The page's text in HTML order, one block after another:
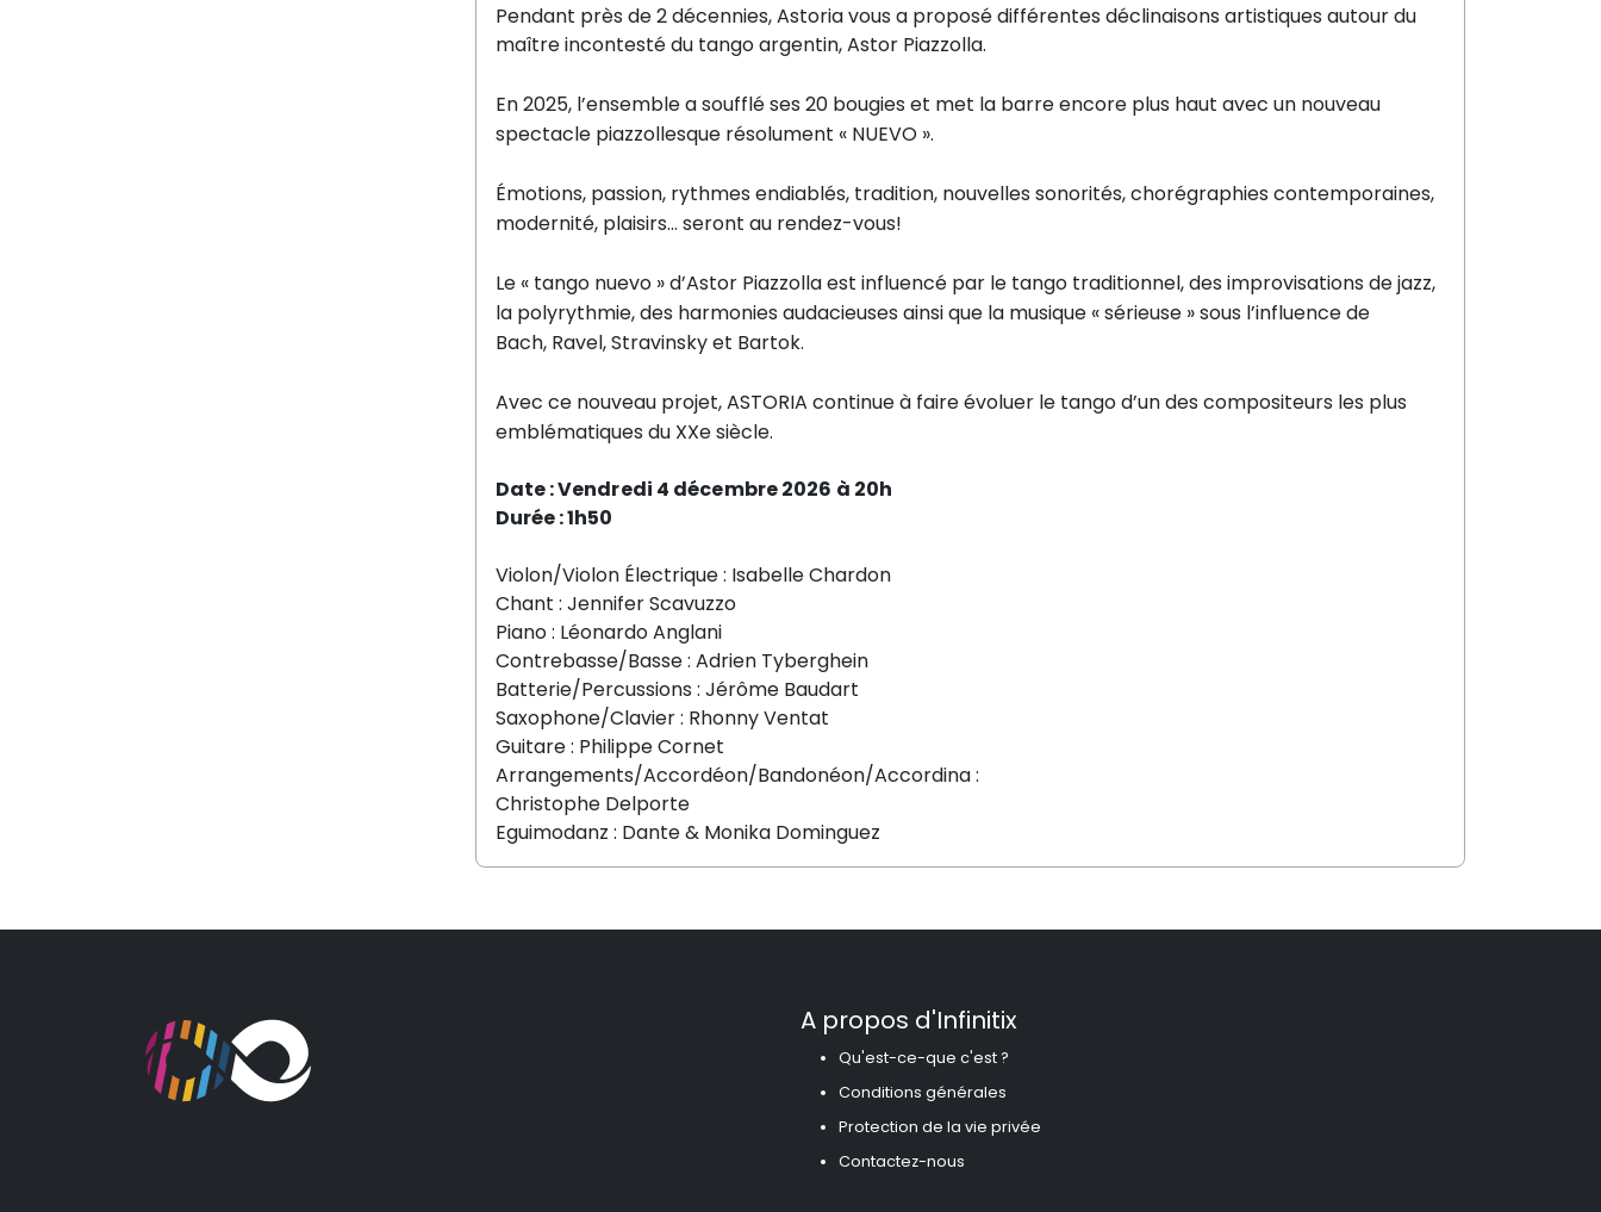
Pendant près de 2 décennies, Astoria vous a proposé différentes déclinaisons artistiques autour du
maître incontesté du tango argentin, Astor Piazzolla.
En 2025, l’ensemble a soufflé ses 20 bougies et met la barre encore plus haut avec un nouveau
spectacle piazzollesque résolument « NUEVO ».
Émotions, passion, rythmes endiablés, tradition, nouvelles sonorités, chorégraphies contemporaines,
modernité, plaisirs... seront au rendez-vous!
Le « tango nuevo » d’Astor Piazzolla est influencé par le tango traditionnel, des improvisations de jazz,
la polyrythmie, des harmonies audacieuses ainsi que la musique « sérieuse » sous l’influence de
Bach, Ravel, Stravinsky et Bartok.
Avec ce nouveau projet, ASTORIA continue à faire évoluer le tango d’un des compositeurs les plus
emblématiques du XXe siècle.
Date :Vendredi 4 décembre 2026 à 20h
Durée : 1h50
Violon/Violon Électrique : Isabelle Chardon
Chant : Jennifer Scavuzzo
Piano : Léonardo Anglani
Contrebasse/Basse : Adrien Tyberghein
Batterie/Percussions : Jérôme Baudart
Saxophone/Clavier : Rhonny Ventat
Guitare : Philippe Cornet
Arrangements/Accordéon/Bandonéon/Accordina :
Christophe Delporte
Eguimodanz : Dante & Monika Dominguez
A propos d'Infinitix
Qu'est-ce-que c'est ?
Conditions générales
Protection de la vie privée
Contactez-nous